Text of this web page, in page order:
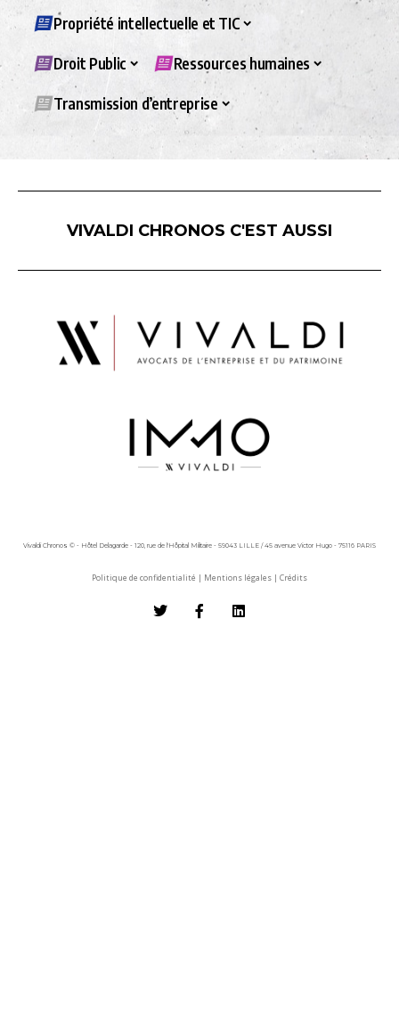
Propriété intellectuelle et TIC
Droit Public Ressources humaines
Transmission d’entreprise
VIVALDI CHRONOS C'EST AUSSI
Vivaldi Chronos © - Hôtel Delagarde - 120, rue de l'Hôpital Militaire - 59043 LILLE / 45 avenue Victor Hugo - 75116 PARIS
Politique de confidentialité | Mentions légales | Crédits